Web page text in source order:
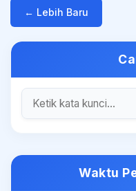
← Lebih Baru
Waktu